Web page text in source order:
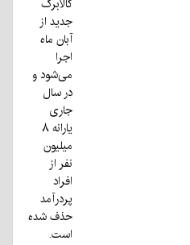
جدید از
آبان ماه
اجرا
می‌شود و
در سال
جاری
یارانه ۸
میلیون
نفر از
افراد
پردرآمد
حذف شده
است.